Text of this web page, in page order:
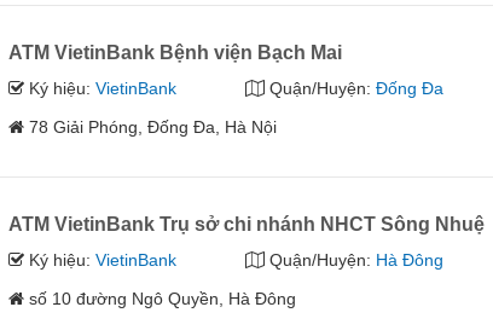
ATM VietinBank Bệnh viện Bạch Mai
Ký hiệu:VietinBank Quận/Huyện: Đống Đa
78 Giải Phóng, Đống Đa, Hà Nội
ATM VietinBank Trụ sở chi nhánh NHCT Sông Nhuệ
Ký hiệu:VietinBank Quận/Huyện: Hà Đông
số 10 đường Ngô Quyền, Hà Đông